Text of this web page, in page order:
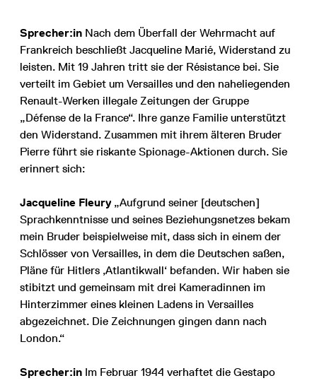
Sprecher:in Nach dem Überfall der Wehrmacht auf
Frankreich beschließt Jacqueline Marié, Widerstand zu
leisten. Mit 19 Jahren tritt sie der Résistance bei. Sie
verteilt im Gebiet um Versailles und den naheliegenden
Renault-Werken illegale Zeitungen der Gruppe
„Défense de la France“. Ihre ganze Familie unterstützt
den Widerstand. Zusammen mit ihrem älteren Bruder
Pierre führt sie riskante Spionage-Aktionen durch. Sie
erinnert sich:
Jacqueline Fleury „Aufgrund seiner [deutschen]
Sprachkenntnisse und seines Beziehungsnetzes bekam
mein Bruder beispielweise mit, dass sich in einem der
Schlösser von Versailles, in dem die Deutschen saßen,
Pläne für Hitlers ‚Atlantikwall‘ befanden. Wir haben sie
stibitzt und gemeinsam mit drei Kameradinnen im
Hinterzimmer eines kleinen Ladens in Versailles
abgezeichnet. Die Zeichnungen gingen dann nach
London.“
Sprecher:in Im Februar 1944 verhaftet die Gestapo